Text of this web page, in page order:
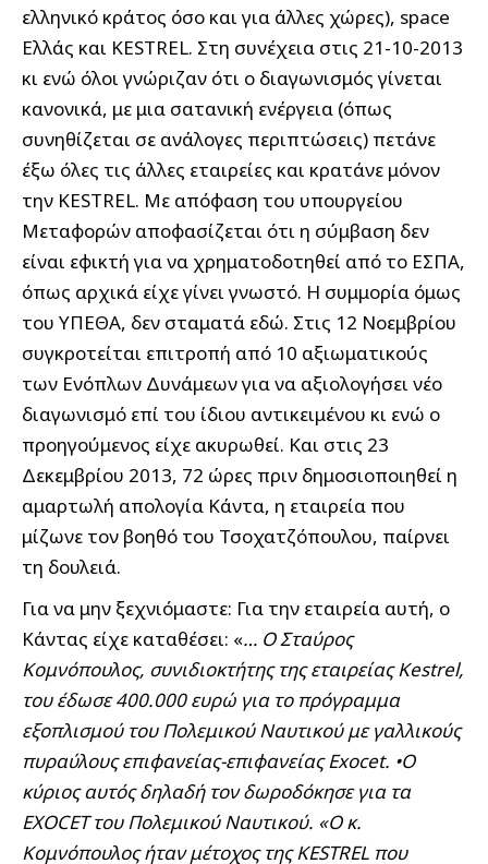
ελληνικό κράτος όσο και για άλλες χώρες), space
Ελλάς και ΚESTREL. Στη συνέχεια στις 21-10-2013
κι ενώ όλοι γνώριζαν ότι ο διαγωνισμός γίνεται
κανονικά, με μια σατανική ενέργεια (όπως
συνηθίζεται σε ανάλογες περιπτώσεις) πετάνε
έξω όλες τις άλλες εταιρείες και κρατάνε μόνον
την KESTREL. Με απόφαση του υπουργείου
Μεταφορών αποφασίζεται ότι η σύμβαση δεν
είναι εφικτή για να χρηματοδοτηθεί από το ΕΣΠΑ,
όπως αρχικά είχε γίνει γνωστό. Η συμμορία όμως
του ΥΠΕΘΑ, δεν σταματά εδώ. Στις 12 Νοεμβρίου
συγκροτείται επιτροπή από 10 αξιωματικούς
των Ενόπλων Δυνάμεων για να αξιολογήσει νέο
διαγωνισμό επί του ίδιου αντικειμένου κι ενώ ο
προηγούμενος είχε ακυρωθεί. Και στις 23
Δεκεμβρίου 2013, 72 ώρες πριν δημοσιοποιηθεί η
αμαρτωλή απολογία Κάντα, η εταιρεία που
μίζωνε τον βοηθό του Τσοχατζόπουλου, παίρνει
τη δουλειά.
Για να μην ξεχνιόμαστε: Για την εταιρεία αυτή, ο
Κάντας είχε καταθέσει: «… Ο Σταύρος
Κομνόπουλος, συνιδιοκτήτης της εταιρείας Kestrel,
του έδωσε 400.000 ευρώ για το πρόγραμμα
εξοπλισμού του Πολεμικού Ναυτικού με γαλλικούς
πυραύλους επιφανείας-επιφανείας Exocet. •Ο
κύριος αυτός δηλαδή τον δωροδόκησε για τα
EXOCET του Πολεμικού Ναυτικού. «Ο κ.
Κομνόπουλος ήταν μέτοχος της KESTREL που